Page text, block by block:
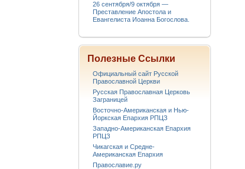
26 сентября/9 октября —
Преставление Апостола и
Евангелиста Иоанна Богослова.
Полезные Ссылки
Официальный сайт Русской
Православной Церкви
Русская Православная Церковь
Заграницей
Восточно-Американская и Нью-
Йоркская Епархия РПЦЗ
Западно-Американская Епархия
РПЦЗ
Чикагская и Средне-
Американская Епархия
Православие.ру